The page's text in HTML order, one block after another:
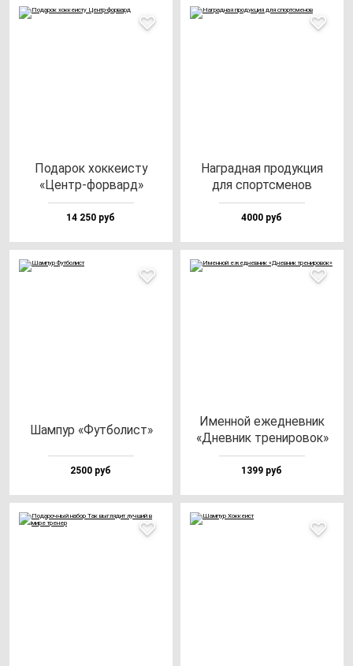
Пода­рок хок­ке­ис­ту
«Центр-фор­вард»
14 250 руб
Наг­рад­ная про­дук­ция
для спорт­сме­нов
4000 руб
Шам­пур «Фут­бо­лист»
2500 руб
Имен­ной ежед­нев­ник
«Днев­ник тре­ни­ро­вок»
1399 руб